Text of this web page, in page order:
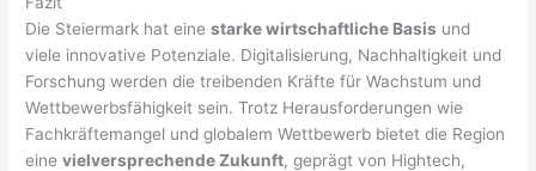
Die Steiermark hat einestarke wirtschaftliche Basis und
viele innovative Potenziale. Digitalisierung, Nachhaltigkeit und
Forschung werden die treibenden Kräfte für Wachstum und
Wettbewerbsfähigkeit sein. Trotz Herausforderungen wie
Fachkräftemangel und globalem Wettbewerb bietet die Region
einevielversprechende Zukunft, geprägt von Hightech,